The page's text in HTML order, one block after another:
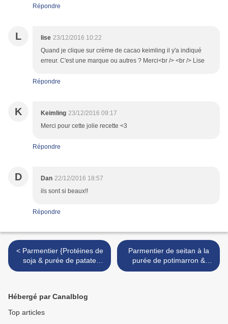
Répondre
L lise 23/12/2016 10:22
Quand je clique sur crème de cacao keimling il y'a indiqué
erreur. C'est une marque ou autres ? Merci<br /> <br /> Lise
Répondre
K Keimling 23/12/2016 09:17
Merci pour cette jolie recette <3
Répondre
D Dan 22/12/2016 18:57
ils sont si beaux!!
Répondre
< Parmentier {Protéines de
soja & purée de patate
douce à la vanille} #Noël
Parmentier de seitan à la
purée de potimarron &
noisettes grillées #Noël
Hébergé par Canalblog
Top articles